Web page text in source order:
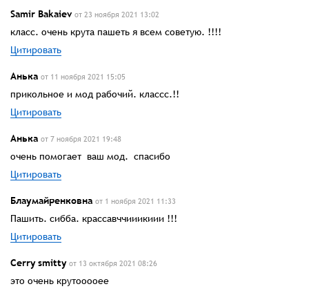
Samir Bakaiev от 23 ноября 2021 13:02
класс. очень крута пашеть я всем советую. !!!!
Цитировать
Анька от 11 ноября 2021 15:05
прикольное и мод рабочий. классс.!!
Цитировать
Анька от 7 ноября 2021 19:48
очень помогает ваш мод. спасибо
Цитировать
Блаумайренковна от 1 ноября 2021 11:33
Пашить. сибба. крассавччииикиии !!!
Цитировать
Cerry smitty от 13 октября 2021 08:26
это очень крутооооее